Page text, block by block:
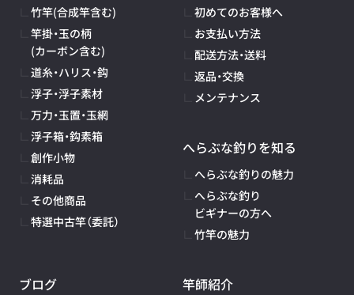
竹竿(合成竿含む)
竿掛・玉の柄
(カーボン含む)
道糸・ハリス・鈎
浮子・浮子素材
万力・玉置・玉網
浮子箱・鈎素箱
創作小物
消耗品
その他商品
特選中古竿（委託）
初めてのお客様へ
お支払い方法
配送方法・送料
返品・交換
メンテナンス
へらぶな釣りを知る
へらぶな釣りの魅力
へらぶな釣り
ビギナーの方へ
竹竿の魅力
ブログ
竿師紹介